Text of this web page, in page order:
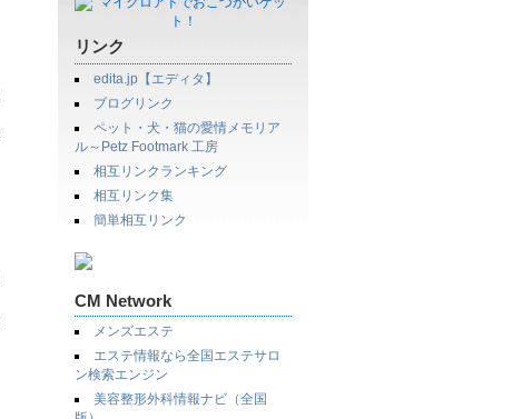
リンク
edita.jp【エディタ】
ブログリンク
ペット・犬・猫の愛情メモリア
ル～Petz Footmark 工房
相互リンクランキング
相互リンク集
簡単相互リンク
CM Network
メンズエステ
エステ情報なら全国エステサロ
ン検索エンジン
美容整形外科情報ナビ（全国